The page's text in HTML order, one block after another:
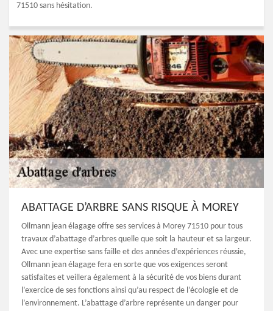
71510 sans hésitation.
ABATTAGE D’ARBRE SANS RISQUE À MOREY
Ollmann jean élagage offre ses services à Morey 71510 pour tous
travaux d’abattage d’arbres quelle que soit la hauteur et sa largeur.
Avec une expertise sans faille et des années d’expériences réussie,
Ollmann jean élagage fera en sorte que vos exigences seront
satisfaites et veillera également à la sécurité de vos biens durant
l’exercice de ses fonctions ainsi qu’au respect de l’écologie et de
l’environnement. L’abattage d’arbre représente un danger pour